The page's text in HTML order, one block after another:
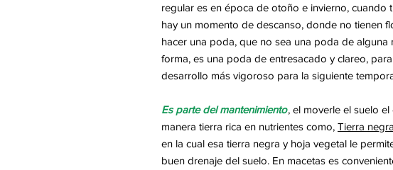
regular es en época de otoño e invierno, cuando
hay un momento de descanso, donde no tienen
hacer una poda, que no sea una poda de alguna
forma, es una poda de entresacado y clareo,
desarrollo más vigoroso para la siguiente
Es parte del mantenimiento, el moverle el suelo el
manera tierra rica en nutrientes como, Tierra negra
en la cual esa tierra negra y hoja vegetal le
buen drenaje del suelo. En macetas es